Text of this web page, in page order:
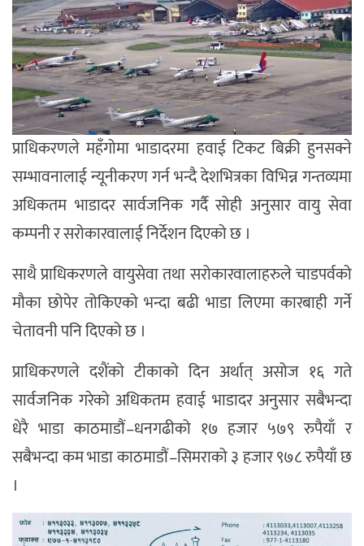
प्राधिकरणले महँगोमा भाडादरमा हवाई टिकट बिक्री हुनसक्ने
सम्भावनालाई न्यूनीकरण गर्न भन्दै देशभित्रका विभिन्न गन्तव्यमा
अधिकतम भाडादर सार्वजनिक गर्दै सोही अनुसार वायु सेवा
कम्पनी र सरोकारवालाई निर्देशन दिएको छ ।
साथै प्राधिकरणले वायुसेवा तथा सरोकारवालाहरुले चाडपर्वको
मौका छोपेर तोकिएको भन्दा बढी भाडा लिएमा कारबाही गर्ने
चेतावनी पनि दिएको छ ।
प्राधिकरणले दशैंको टीकाको दिन अर्थात् असोज १६ गते
सार्वजनिक गरेको अधिकतम हवाई भाडादर अनुसार सबैभन्दा
धेरै भाडा काठमाडौं–धनगढीको १७ हजार ५७९ रुपैयाँ र
सबैभन्दा कम भाडा काठमाडौं–सिमराको ३ हजार ९७८ रुपैयाँ छ
।